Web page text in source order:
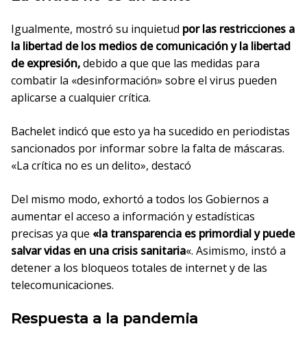
Igualmente, mostró su inquietud por las restricciones a
la libertad de los medios de comunicación y la libertad
de expresión,debido a que que las medidas para
combatir la «desinformación» sobre el virus pueden
aplicarse a cualquier crítica.
Bachelet indicó que esto ya ha sucedido en periodistas
sancionados por informar sobre la falta de máscaras.
«La crítica no es un delito», destacó
Del mismo modo, exhortó a todos los Gobiernos a
aumentar el acceso a información y estadísticas
precisas ya que «la transparencia es primordial y puede
salvar vidas en una crisis sanitaria«. Asimismo, instó a
detener a los bloqueos totales de internet y de las
telecomunicaciones.
Respuesta a la pandemia